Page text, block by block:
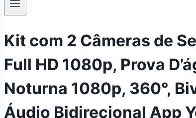
Kit com 2 Câmeras de
Full HD 1080p, Prova
Noturna 1080p, 360°,
Áudio Bidirecional App